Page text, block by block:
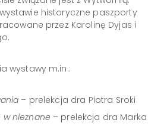
historyczne paszporty
przez Karolinę Dyjas i
wystawy m.in.:
– prelekcja dra Piotra Sroki
w nieznane – prelekcja dra Marka